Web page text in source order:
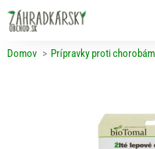
na
obsah
Domov Prípravky proti